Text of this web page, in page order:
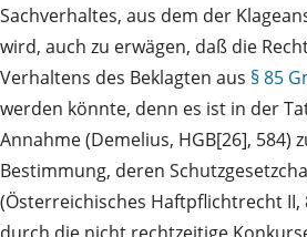
Sachverhaltes, aus dem der
wird, auch zu erwägen, daß die
Verhaltens des Beklagten aus § 85
werden könnte, denn es ist in der
Annahme (Demelius, HGB[26], 584)
Bestimmung, deren
(Österreichisches Haftpflichtrecht II,